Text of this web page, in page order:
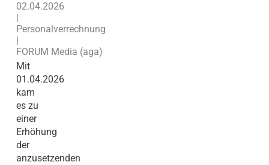
02.04.2026
|
Personalverrechnung
|
FORUM Media (aga)
Mit
01.04.2026
kam
es zu
einer
Erhöhung
der
anzusetzenden